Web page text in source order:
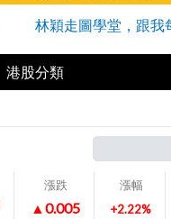
林穎走圖學堂，跟我
港股分類
漲跌
▲0.005
漲幅
+2.22%